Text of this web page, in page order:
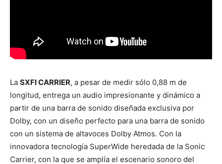
La SXFI CARRIER, a pesar de medir sólo 0,88 m de
longitud, entrega un audio impresionante y dinámico a
partir de una barra de sonido diseñada exclusiva por
Dolby, con un diseño perfecto para una barra de sonido
con un sistema de altavoces Dolby Atmos. Con la
innovadora tecnología SuperWide heredada de la Sonic
Carrier, con la que se amplía el escenario sonoro del